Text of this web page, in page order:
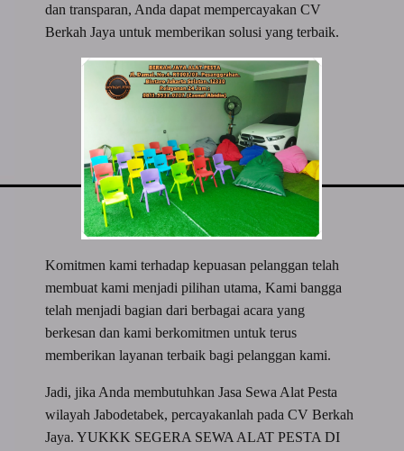
dan transparan, Anda dapat mempercayakan CV
Berkah Jaya untuk memberikan solusi yang terbaik.
Komitmen kami terhadap kepuasan pelanggan telah
membuat kami menjadi pilihan utama, Kami bangga
telah menjadi bagian dari berbagai acara yang
berkesan dan kami berkomitmen untuk terus
memberikan layanan terbaik bagi pelanggan kami.
Jadi, jika Anda membutuhkan Jasa Sewa Alat Pesta
wilayah Jabodetabek, percayakanlah pada CV Berkah
Jaya. YUKKK SEGERA SEWA ALAT PESTA DI